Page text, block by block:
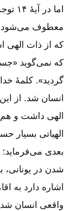
اما
معطوف می‌شود.
که از ذات الهی
که نمی‌گوید
گردید». کلمۀ
انسان شد. از
الهی داشت و هم
الهیاتی بسیار
بعدی
شدن در
اشاره دارد به
واقعی انسان